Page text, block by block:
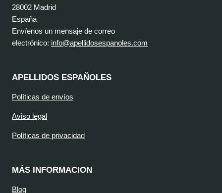
28002 Madrid
España
Envíenos un mensaje de correo
electrónico: info@apellidosespanoles.com
APELLIDOS ESPAÑOLES
Políticas de envíos
Aviso legal
Políticas de privacidad
MÁS INFORMACION
Blog